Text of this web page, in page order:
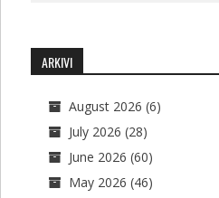
ARKIVI
August 2026 (6)
July 2026 (28)
June 2026 (60)
May 2026 (46)